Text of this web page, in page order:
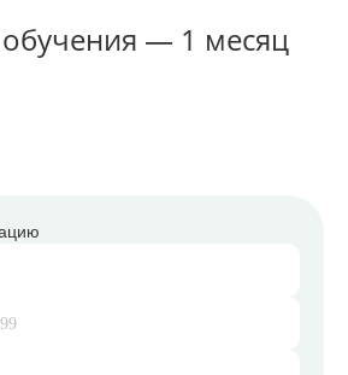
— 1 месяц